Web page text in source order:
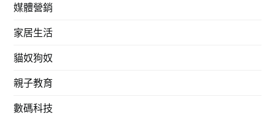
媒體營銷
家居生活
貓奴狗奴
親子教育
數碼科技